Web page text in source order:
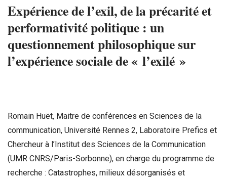
Expérience de l’exil, de la précarité et
performativité politique : un
questionnement philosophique sur
l’expérience sociale de « l’exilé »
Romain Huët, Maitre de conférences en Sciences de la
communication, Université Rennes 2, Laboratoire Prefics et
Chercheur à l’Institut des Sciences de la Communication
(UMR CNRS/Paris-Sorbonne), en charge du programme de
recherche : Catastrophes, milieux désorganisés et